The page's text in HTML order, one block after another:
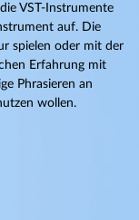
VST-Instrumente
auf. Die
spielen oder mit der
Erfahrung mit
Phrasieren an
wollen.